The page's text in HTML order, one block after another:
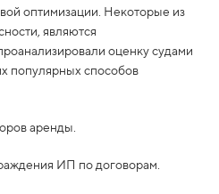
оптимизации. Некоторые из
являются
оценку судами
популярных способов
аренды.
ИП по договорам.